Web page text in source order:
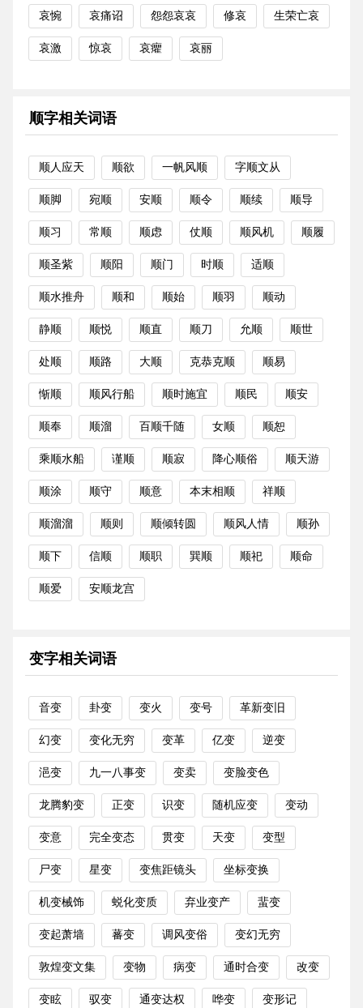
哀惋 哀痛诏 怨怨哀哀 修哀 生荣亡哀
哀激 惊哀 哀癯 哀丽
顺字相关词语
顺人应天 顺欲 一帆风顺 字顺文从
顺脚 宛顺 安顺 顺令 顺续 顺导
顺习 常顺 顺虑 仗顺 顺风机 顺履
顺圣紫 顺阳 顺门 时顺 适顺
顺水推舟 顺和 顺始 顺羽 顺动
静顺 顺悦 顺直 顺刀 允顺 顺世
处顺 顺路 大顺 克恭克顺 顺易
惭顺 顺风行船 顺时施宜 顺民 顺安
顺奉 顺溜 百顺千随 女顺 顺恕
乘顺水船 谨顺 顺寂 降心顺俗 顺天游
顺涂 顺守 顺意 本末相顺 祥顺
顺溜溜 顺则 顺倾转圆 顺风人情 顺孙
顺下 信顺 顺职 巽顺 顺祀 顺命
顺爱 安顺龙宫
变字相关词语
音变 卦变 变火 变号 革新变旧
幻变 变化无穷 变革 亿变 逆变
浥变 九一八事变 变卖 变脸变色
龙腾豹变 正变 识变 随机应变 变动
变意 完全变态 贯变 天变 变型
尸变 星变 变焦距镜头 坐标变换
机变械饰 蜕化变质 弃业变产 蜚变
变起萧墙 蕃变 调风变俗 变幻无穷
敦煌变文集 变物 病变 通时合变 改变
变眩 驭变 通变达权 哗变 变形记